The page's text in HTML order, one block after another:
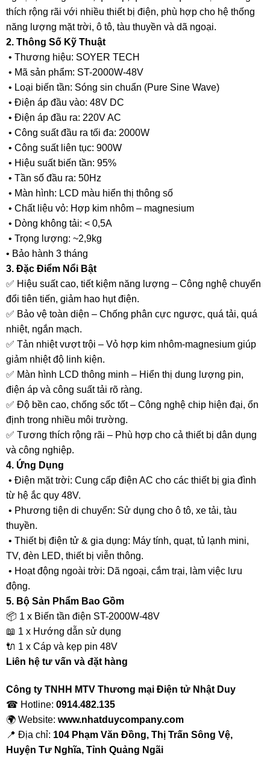
thích rộng rãi với nhiều thiết bị điện, phù hợp cho hệ thống
năng lượng mặt trời, ô tô, tàu thuyền và dã ngoại.
2. Thông Số Kỹ Thuật
• Thương hiệu: SOYER TECH
• Mã sản phẩm: ST-2000W-48V
• Loại biến tần: Sóng sin chuẩn (Pure Sine Wave)
• Điện áp đầu vào: 48V DC
• Điện áp đầu ra: 220V AC
• Công suất đầu ra tối đa: 2000W
• Công suất liên tục: 900W
• Hiệu suất biến tần: 95%
• Tần số đầu ra: 50Hz
• Màn hình: LCD màu hiển thị thông số
• Chất liệu vỏ: Hợp kim nhôm – magnesium
• Dòng không tải: < 0,5A
• Trọng lượng: ~2,9kg
• Bảo hành 3 tháng
3. Đặc Điểm Nổi Bật
✅ Hiệu suất cao, tiết kiệm năng lượng – Công nghệ chuyển
đổi tiên tiến, giảm hao hụt điện.
✅ Bảo vệ toàn diện – Chống phân cực ngược, quá tải, quá
nhiệt, ngắn mạch.
✅ Tản nhiệt vượt trội – Vỏ hợp kim nhôm-magnesium giúp
giảm nhiệt độ linh kiện.
✅ Màn hình LCD thông minh – Hiển thị dung lượng pin,
điện áp và công suất tải rõ ràng.
✅ Độ bền cao, chống sốc tốt – Công nghệ chip hiện đại, ổn
định trong nhiều môi trường.
✅ Tương thích rộng rãi – Phù hợp cho cả thiết bị dân dụng
và công nghiệp.
4. Ứng Dụng
• Điện mặt trời: Cung cấp điện AC cho các thiết bị gia đình
từ hệ ắc quy 48V.
• Phương tiện di chuyển: Sử dụng cho ô tô, xe tải, tàu
thuyền.
• Thiết bị điện tử & gia dụng: Máy tính, quạt, tủ lạnh mini,
TV, đèn LED, thiết bị viễn thông.
• Hoạt động ngoài trời: Dã ngoại, cắm trại, làm việc lưu
động.
5. Bộ Sản Phẩm Bao Gồm
📦 1 x Biến tần điện ST-2000W-48V
📖 1 x Hướng dẫn sử dụng
🔌 1 x Cáp và kẹp pin 48V
Liên hệ tư vấn và đặt hàng
Công ty TNHH MTV Thương mại Điện tử Nhật Duy
☎ Hotline: 0914.482.135
🌍 Website: www.nhatduycompany.com
📍 Địa chỉ: 104 Phạm Văn Đồng, Thị Trấn Sông Vệ,
Huyện Tư Nghĩa, Tỉnh Quảng Ngãi